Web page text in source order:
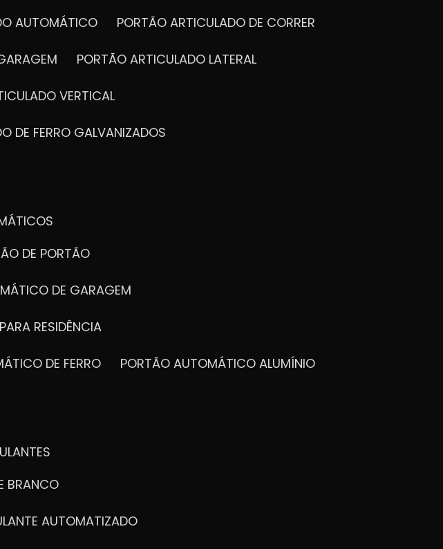
AUTOMÁTICO PORTÃO ARTICULADO DE CORRER
PORTÃO ARTICULADO LATERAL
VERTICAL
DE FERRO GALVANIZADOS
DE PORTÃO
DE GARAGEM
RESIDÊNCIA
DE FERRO PORTÃO AUTOMÁTICO ALUMÍNIO
BRANCO
AUTOMATIZADO